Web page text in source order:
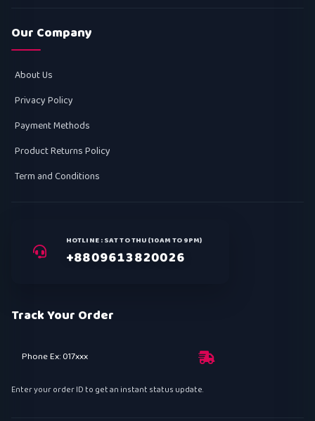
Our Company
About Us
Privacy Policy
Payment Methods
Product Returns Policy
Term and Conditions
HOTLINE : SAT TO THU (10AM TO 9PM)
+8809613820026
Track Your Order
Enter your order ID to get an instant status update.